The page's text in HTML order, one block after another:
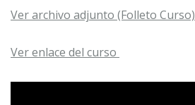
Ver archivo adjunto (Folleto Curso)
Ver enlace del curso